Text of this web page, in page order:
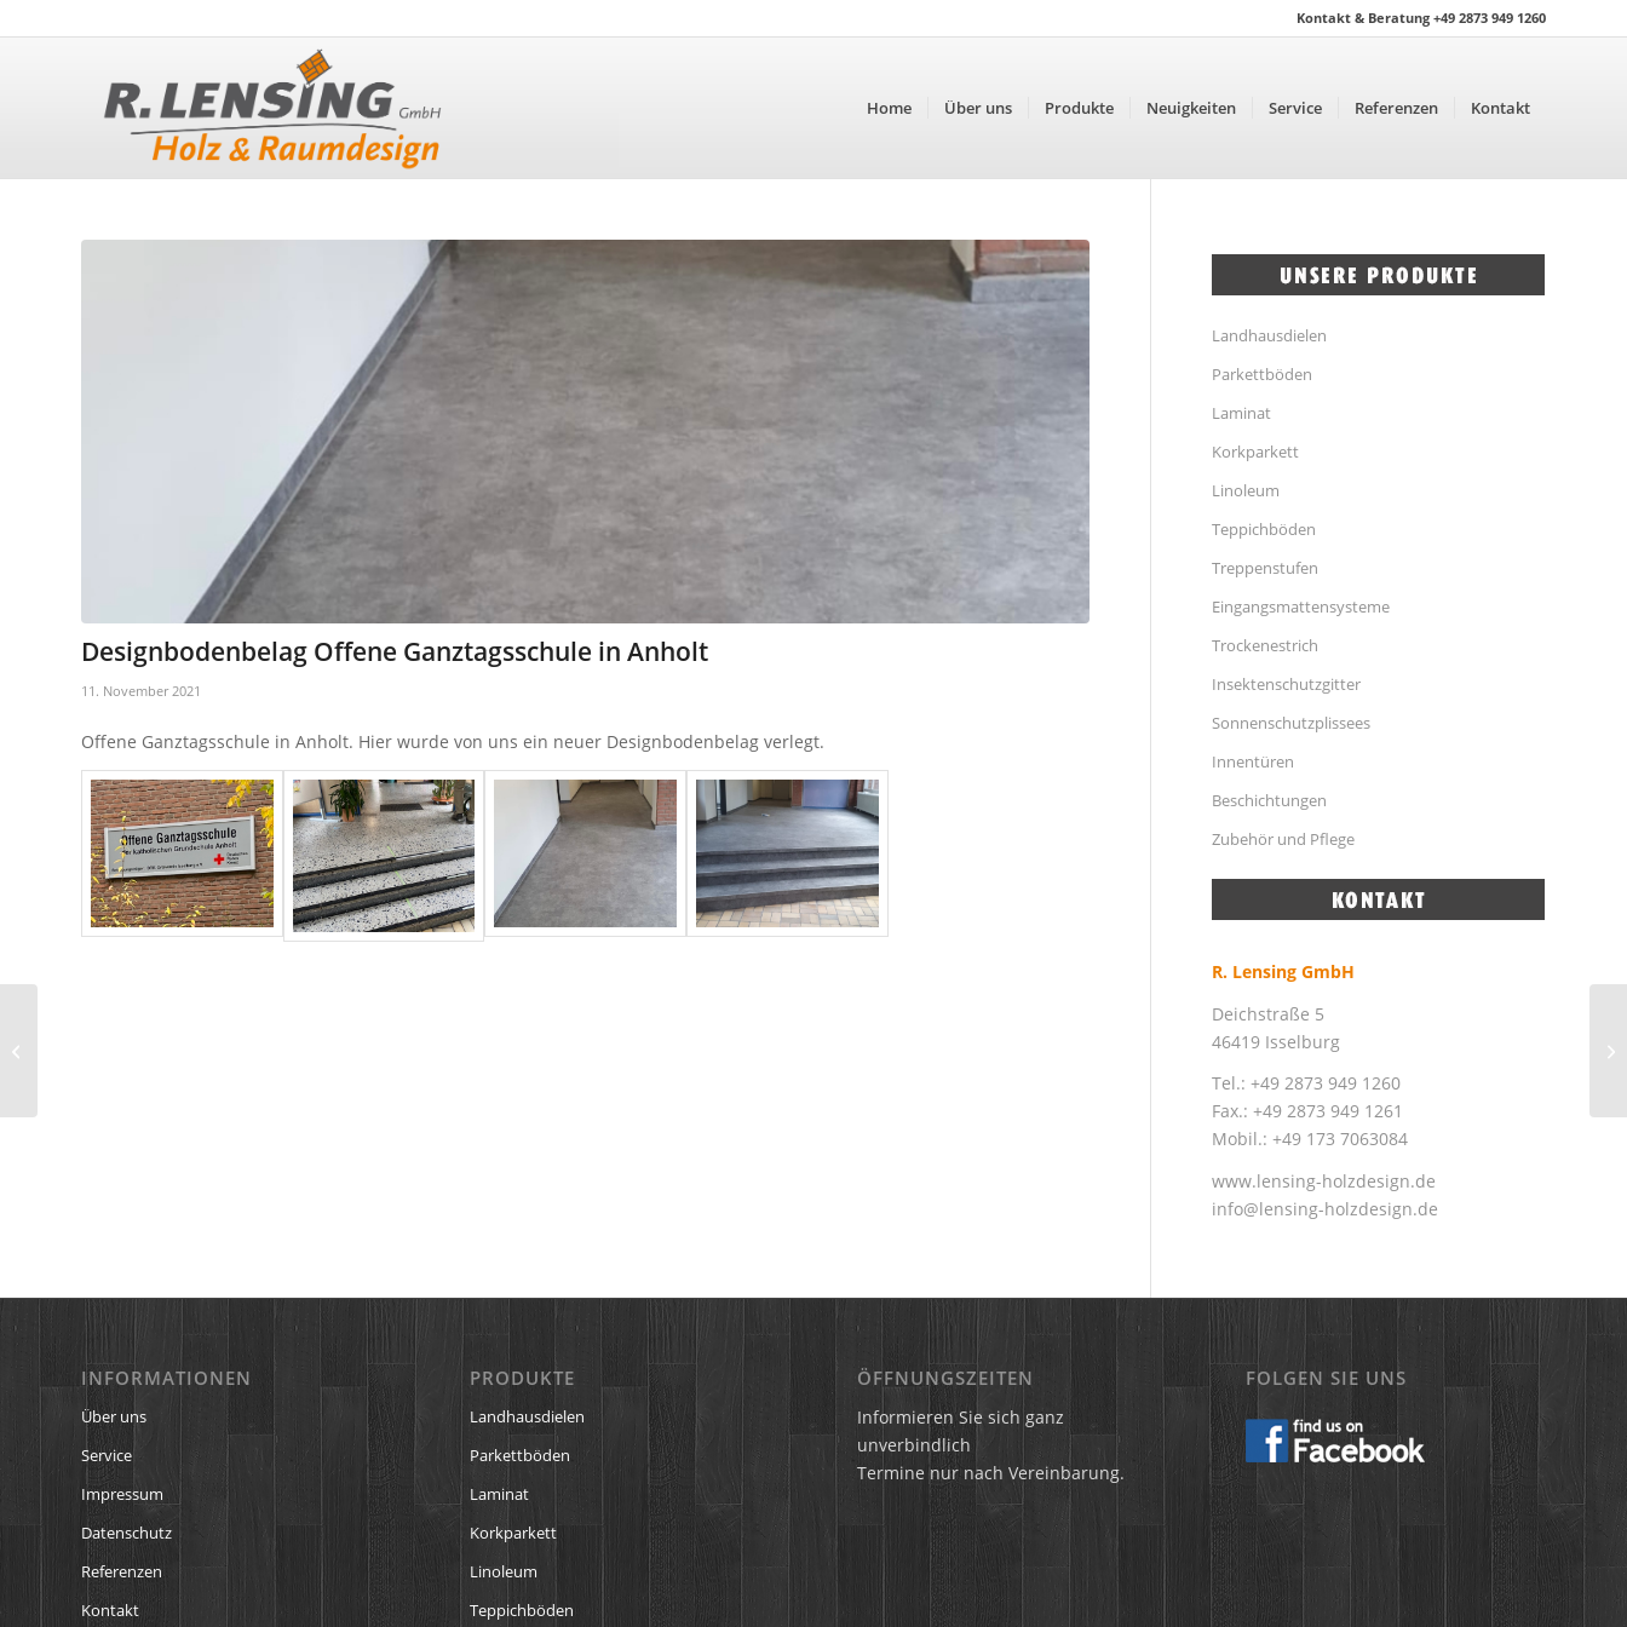
Kontakt & Beratung +49 2873 949 1260
Home Über uns Produkte Neuigkeiten Service Referenzen Kontakt
Designbodenbelag Offene Ganztagsschule in Anholt
11. November 2021
Offene Ganztagsschule in Anholt. Hier wurde von uns ein neuer Designbodenbelag verlegt.
Landhausdielen
Parkettböden
Laminat
Korkparkett
Linoleum
Teppichböden
Treppenstufen
Eingangsmattensysteme
Trockenestrich
Insektenschutzgitter
Sonnenschutzplissees
Innentüren
Beschichtungen
Zubehör und Pflege
R. Lensing GmbH
Deichstraße 5
46419 Isselburg
Tel.: +49 2873 949 1260
Fax.: +49 2873 949 1261
Mobil.: +49 173 7063084
www.lensing-holzdesign.de
info@lensing-holzdesign.de
INFORMATIONEN
Über uns
Service
Impressum
Datenschutz
Referenzen
Kontakt
PRODUKTE
Landhausdielen
Parkettböden
Laminat
Korkparkett
Linoleum
Teppichböden
ÖFFNUNGSZEITEN
Informieren Sie sich ganz
unverbindlich
Termine nur nach Vereinbarung.
FOLGEN SIE UNS